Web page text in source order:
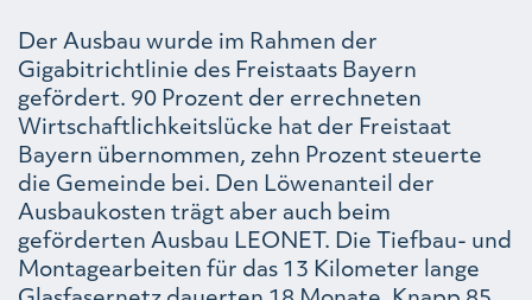
Der Ausbau wurde im Rahmen der
Gigabitrichtlinie des Freistaats Bayern
gefördert. 90 Prozent der errechneten
Wirtschaftlichkeitslücke hat der Freistaat
Bayern übernommen, zehn Prozent steuerte
die Gemeinde bei. Den Löwenanteil der
Ausbaukosten trägt aber auch beim
geförderten Ausbau LEONET. Die Tiefbau- und
Montagearbeiten für das 13 Kilometer lange